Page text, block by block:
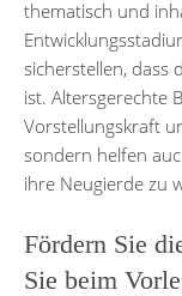
thematisch und
sicherstellen, dass
ist. Altersgerechte
Vorstellungskraft
sondern helfen
ihre Neugierde zu
Fördern Sie
Sie beim